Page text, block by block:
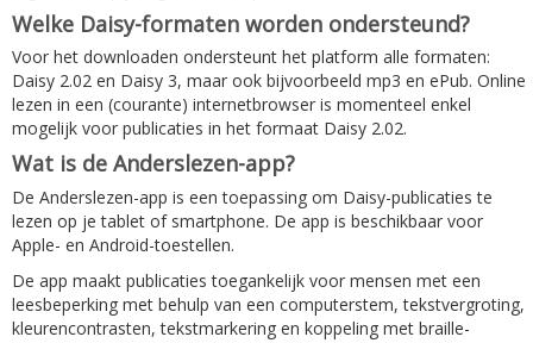
Welke Daisy-formaten worden ondersteund?
Voor het downloaden ondersteunt het platform alle formaten:
Daisy 2.02 en Daisy 3, maar ook bijvoorbeeld mp3 en ePub. Online
lezen in een (courante) internetbrowser is momenteel enkel
mogelijk voor publicaties in het formaat Daisy 2.02.
Wat is de Anderslezen-app?
De Anderslezen-app is een toepassing om Daisy-publicaties te
lezen op je tablet of smartphone. De app is beschikbaar voor
Apple- en Android-toestellen.
De app maakt publicaties toegankelijk voor mensen met een
leesbeperking met behulp van een computerstem, tekstvergroting,
kleurencontrasten, tekstmarkering en koppeling met braille-